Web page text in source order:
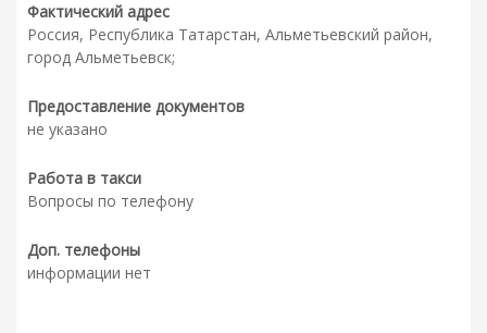
Фактический адрес
Россия, Республика Татарстан, Альметьевский район,
город Альметьевск;
Предоставление документов
не указано
Работа в такси
Вопросы по телефону
Доп. телефоны
информации нет